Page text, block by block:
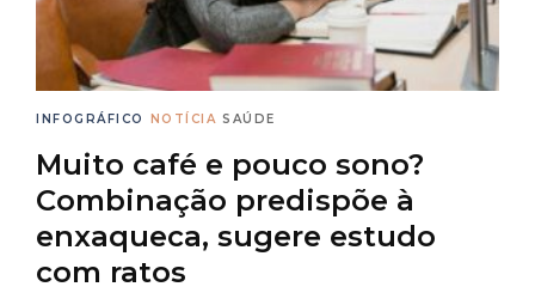
INFOGRÁFICO NOTÍCIA SAÚDE
Muito café e pouco sono?
Combinação predispõe à
enxaqueca, sugere estudo
com ratos